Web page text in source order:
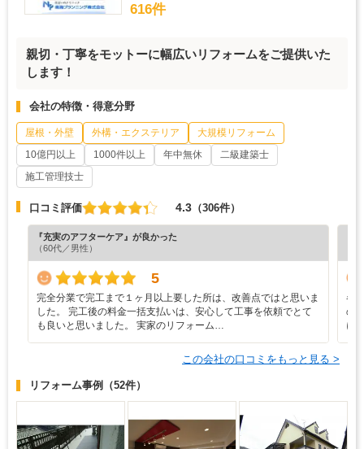
616件
親切・丁寧をモットーに幅広いリフォームをご提供いた
します！
会社の特徴・得意分野
屋根・外壁 外構・エクステリア
大規模リフォーム
10億円以上
1000件以上 年中無休
二級建築士
施工管理技士
口コミ評価 4.3 （306件）
『充実のアフターケア』が良かった
（60代／男性）
5
完全分業で完工まで１ヶ月以上要した所は、改善点ではと思いま
した。 完工後の料金一括支払いは、安心して工事を依頼でとて
も良いと思いました。 実家のリフォーム…
各
の
に
この会社の口コミをもっと見る >
リフォーム事例 （52件）